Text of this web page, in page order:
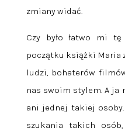
zmiany widać.
Czy było łatwo mi
początku książki Maria
ludzi, bohaterów
nas swoim stylem. A ja
ani jednej takiej
szukania takich